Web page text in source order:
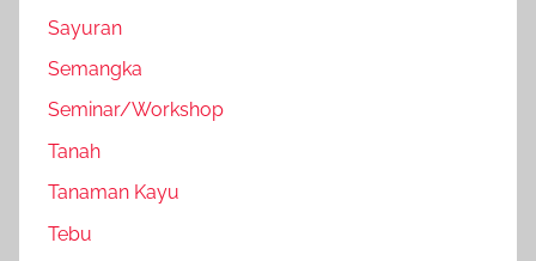
Sayuran
Semangka
Seminar/Workshop
Tanah
Tanaman Kayu
Tebu